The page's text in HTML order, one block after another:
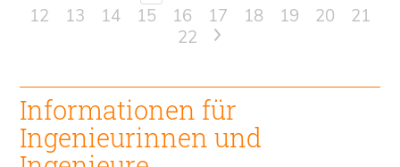
12
13 14 15 16 17 18 19 20
21
22
>
Informationen für
Ingenieurinnen und